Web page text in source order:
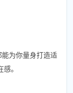
为你量身打造适
。